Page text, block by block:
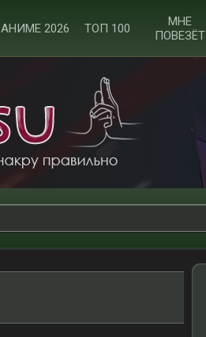
АНИМЕ 2026 ТОП 100
МНЕ
ПОВЕЗЁТ